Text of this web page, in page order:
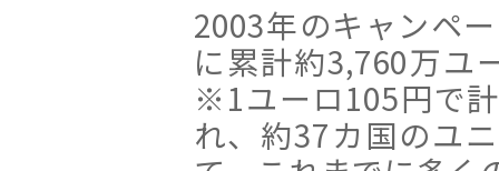
2003年のキャンペ
に累計約3,760万
※1ユーロ105円で
れ、約37カ国のユ